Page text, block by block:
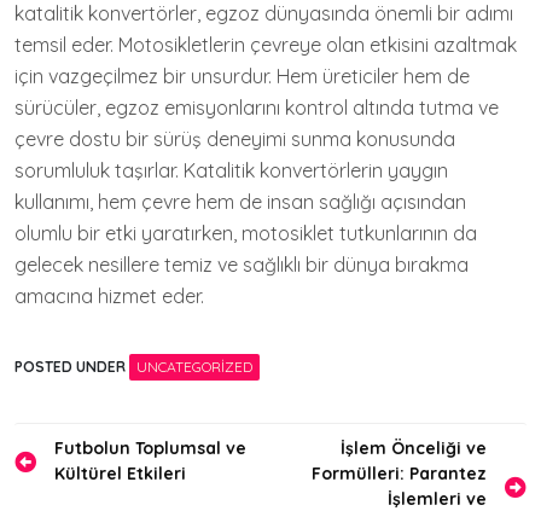
katalitik konvertörler, egzoz dünyasında önemli bir adımı
temsil eder. Motosikletlerin çevreye olan etkisini azaltmak
için vazgeçilmez bir unsurdur. Hem üreticiler hem de
sürücüler, egzoz emisyonlarını kontrol altında tutma ve
çevre dostu bir sürüş deneyimi sunma konusunda
sorumluluk taşırlar. Katalitik konvertörlerin yaygın
kullanımı, hem çevre hem de insan sağlığı açısından
olumlu bir etki yaratırken, motosiklet tutkunlarının da
gelecek nesillere temiz ve sağlıklı bir dünya bırakma
amacına hizmet eder.
POSTED UNDER UNCATEGORIZED
Yazı
gezinmesi
Futbolun Toplumsal ve
Kültürel Etkileri
İşlem Önceliği ve
Formülleri: Parantez
İşlemleri ve